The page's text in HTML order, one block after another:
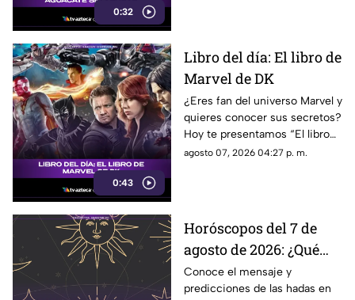
0:32
0:43
Libro del día: El libro de
Marvel de DK
¿Eres fan del universo Marvel y
quieres conocer sus secretos?
Hoy te presentamos “El libro
de Marvel de DK”, una guía
agosto 07, 2026 04:27 p. m.
Horóscopos del 7 de
agosto de 2026: ¿Qué
revelan las hadas hoy?
Conoce el mensaje y
predicciones de las hadas en